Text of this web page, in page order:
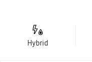
Hybrid